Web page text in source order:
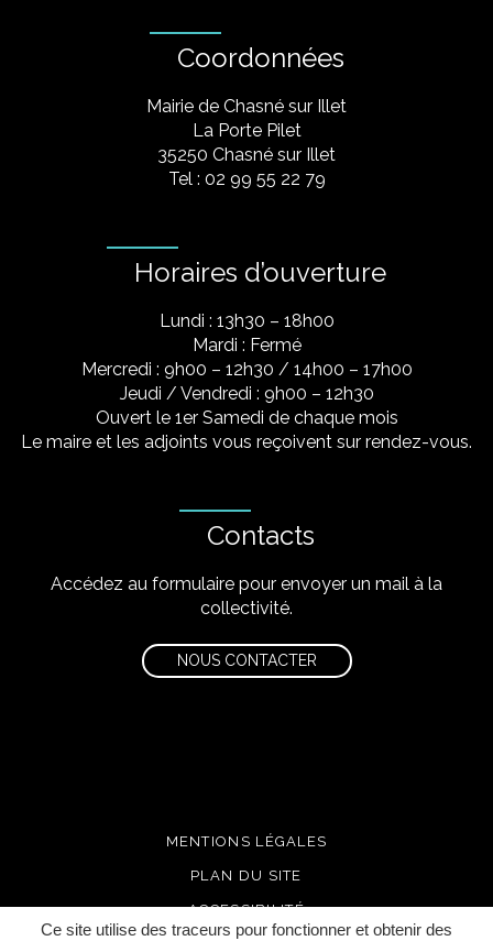
Ce site utilise des traceurs pour fonctionner et obtenir des
Coordonnées
Mairie de Chasné sur Illet
La Porte Pilet
35250 Chasné sur Illet
Tel : 02 99 55 22 79
Horaires d’ouverture
Lundi : 13h30 – 18h00
Mardi : Fermé
Mercredi : 9h00 – 12h30 / 14h00 – 17h00
Jeudi / Vendredi : 9h00 – 12h30
Ouvert le 1er Samedi de chaque mois
Le maire et les adjoints vous reçoivent sur rendez-vous.
Contacts
Accédez au formulaire pour envoyer un mail à la
collectivité.
NOUS CONTACTER
MENTIONS LÉGALES
PLAN DU SITE
ACCESSIBILITÉ